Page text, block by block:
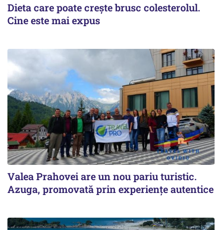
Dieta care poate crește brusc colesterolul.
Cine este mai expus
Valea Prahovei are un nou pariu turistic.
Azuga, promovată prin experiențe autentice